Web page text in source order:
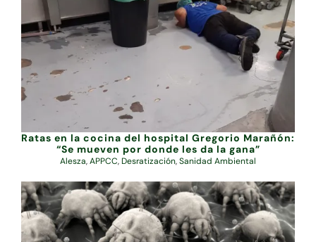
Ratas en la cocina del hospital Gregorio Marañón:
“Se mueven por donde les da la gana”
Alesza,APPCC,Desratización,Sanidad Ambiental